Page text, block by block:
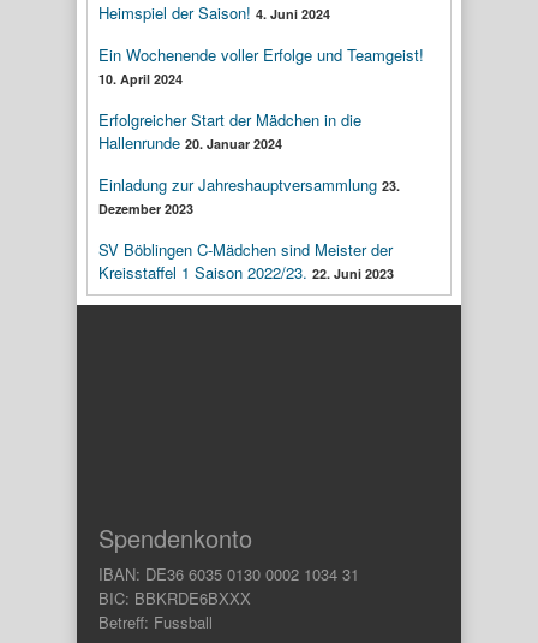
Heimspiel der Saison! 4. Juni 2024
Ein Wochenende voller Erfolge und Teamgeist!
10. April 2024
Erfolgreicher Start der Mädchen in die
Hallenrunde 20. Januar 2024
Einladung zur Jahreshauptversammlung 23.
Dezember 2023
SV Böblingen C-Mädchen sind Meister der
Kreisstaffel 1 Saison 2022/23. 22. Juni 2023
Spendenkonto
IBAN: DE36 6035 0130 0002 1034 31
BIC: BBKRDE6BXXX
Betreff: Fussball